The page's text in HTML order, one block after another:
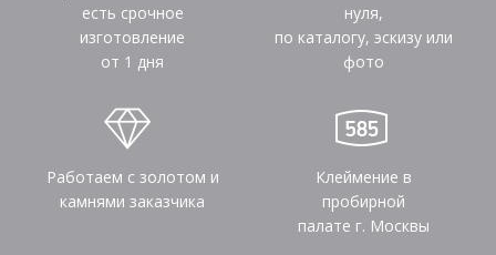
есть срочное
изготовление
от 1 дня
нуля,
по каталогу, эскизу или
фото
Работаем с золотом и
камнями заказчика
Клеймение в
пробирной
палате г. Москвы